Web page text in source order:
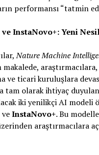
performansı “tatmin
InstaNovo+: Yeni
Nature Machine
makalede,
ve ticari kuruluşlara
tam olarak ihtiyaç
iki yenilikçi AI modeli
veInstaNovo+. Bu
araştırmacılara